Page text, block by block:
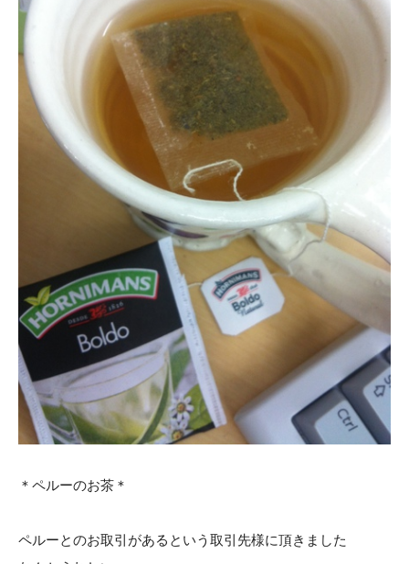
＊ペルーのお茶＊
ペルーとのお取引があるという取引先様に頂きました